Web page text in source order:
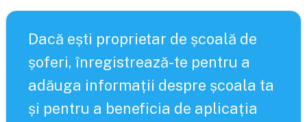
Dacă ești proprietar de școală de
șoferi, înregistrează-te pentru a
adăuga informații despre școala ta
și pentru a beneficia de aplicația